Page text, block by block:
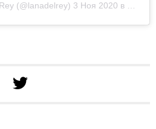
(@lanadelrey) 3 Ноя 2020 в 4:45 PST